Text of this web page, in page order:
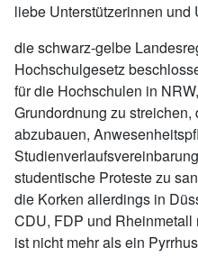
liebe Unterstützerinnen und
die schwarz-gelbe
Hochschulgesetz
für die Hochschulen in
Grundordnung zu
abzubauen,
studentische Proteste zu
die Korken allerdings in
CDU, FDP und
ist nicht mehr als ein